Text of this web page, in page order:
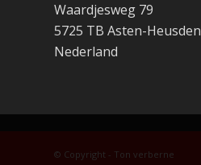
Waardjesweg 79
5725 TB Asten-Heusden
Nederland
© Copyright - Ton verberne